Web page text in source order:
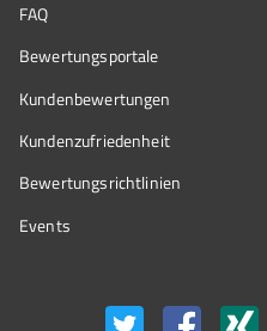
FAQ
Bewertungsportale
Kundenbewertungen
Kundenzufriedenheit
Bewertungs­richtlinien
Events